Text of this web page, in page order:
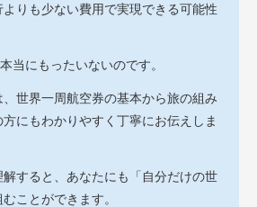
りも少ない費用で実現できる可能性
当にもったいないのです。
世界一周航空券の基本から旅の組み
にもわかりやすく丁寧にお伝えしま
すると、あなたにも「自分だけの世
ことができます。